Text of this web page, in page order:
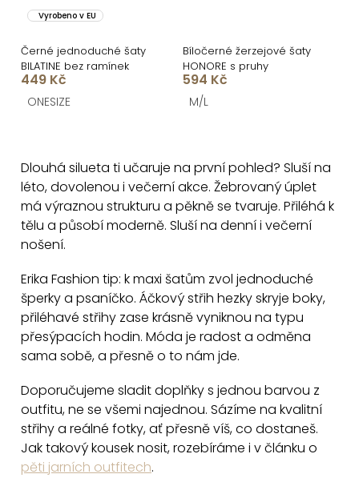
Vyrobeno v EU
Černé jednoduché šaty
BILATINE bez ramínek
449 Kč
ONESIZE
Bíločerné žerzejové šaty
HONORE s pruhy
594 Kč
M/L
l
á
d
í
p
r
v
k
y
v
ý
p
Dlouhá silueta ti učaruje na první pohled? Sluší na
léto, dovolenou i večerní akce. Žebrovaný úplet
má výraznou strukturu a pěkně se tvaruje. Přiléhá k
tělu a působí moderně. Sluší na denní i večerní
nošení.
Erika Fashion tip: k maxi šatům zvol jednoduché
šperky a psaníčko. Áčkový střih hezky skryje boky,
přiléhavé střihy zase krásně vyniknou na typu
přesýpacích hodin. Móda je radost a odměna
sama sobě, a přesně o to nám jde.
Doporučujeme sladit doplňky s jednou barvou z
outfitu, ne se všemi najednou. Sázíme na kvalitní
střihy a reálné fotky, ať přesně víš, co dostaneš.
Jak takový kousek nosit, rozebíráme i v článku o
pěti jarních outfitech.